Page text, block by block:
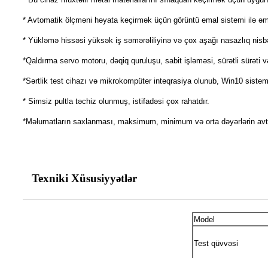
* Avtomatik ölçməni həyata keçirmək üçün görüntü emal sistemi ilə
* Yükləmə hissəsi yüksək iş səmərəliliyinə və çox aşağı nasazlıq
*Qaldırma servo motoru, dəqiq quruluşu, sabit işləməsi, sürətli sürəti
*Sərtlik test cihazı və mikrokompüter inteqrasiya olunub, Win10
* Simsiz pultla təchiz olunmuş, istifadəsi çox rahatdır.
*Məlumatların saxlanması, maksimum, minimum və orta dəyərlərin
Texniki Xüsusiyyətlər
Model
Test qüvvəsi